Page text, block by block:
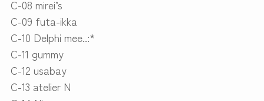
C-08 mirei’s
C-09 futa-ikka
C-10 Delphi mee..:*
C-11 gummy
C-12 usabay
C-13 atelier N